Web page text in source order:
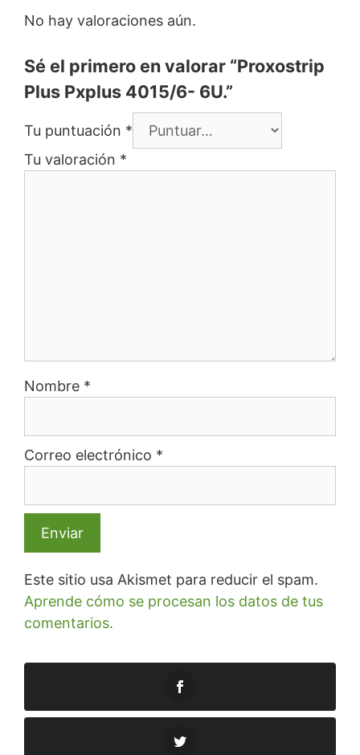
No hay valoraciones aún.
Sé el primero en valorar “Proxostrip
Plus Pxplus 4015/6- 6U.”
Tu puntuación *
Tu valoración *
Nombre *
Correo electrónico *
Este sitio usa Akismet para reducir el spam.
Aprende cómo se procesan los datos de tus
comentarios.